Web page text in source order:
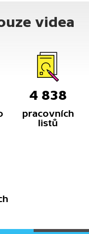
videa
4 838
pracovních
listů